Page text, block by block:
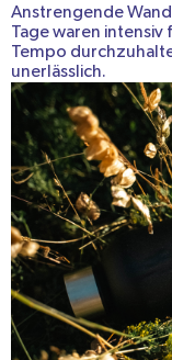
Anstrengende
Tage waren intensiv
Tempo
unerlässlich.